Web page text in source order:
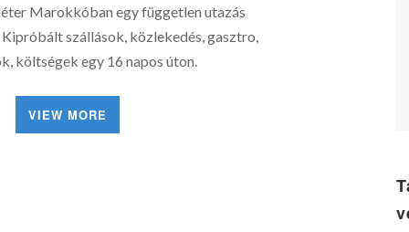
Marokkóban egy független utazás
szállások, közlekedés, gasztro,
költségek egy 16 napos úton.
VIEW MORE